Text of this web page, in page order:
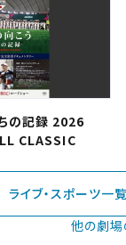
の記録 2026
CLASSIC
ライブ・スポーツ一覧
他の劇場